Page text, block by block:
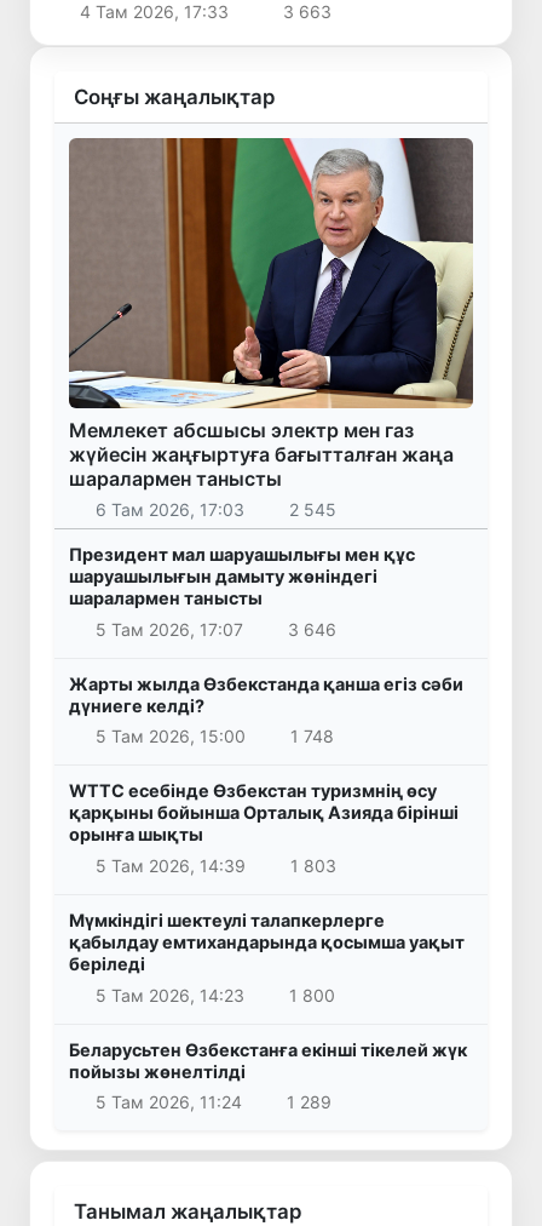
4 Там 2026, 17:33 3 663
Соңғы жаңалықтар
Мемлекет абсшысы электр мен газ
жүйесін жаңғыртуға бағытталған жаңа
шаралармен танысты
6 Там 2026, 17:03 2 545
Президент мал шаруашылығы мен құс
шаруашылығын дамыту жөніндегі
шаралармен танысты
5 Там 2026, 17:07
3 646
Жарты жылда Өзбекстанда қанша егіз сәби
дүниеге келді?
5 Там 2026, 15:00
1 748
WTTC есебінде Өзбекстан туризмнің өсу
қарқыны бойынша Орталық Азияда бірінші
орынға шықты
5 Там 2026, 14:39
1 803
Мүмкіндігі шектеулі талапкерлерге
қабылдау емтихандарында қосымша уақыт
беріледі
5 Там 2026, 14:23
1 800
Беларусьтен Өзбекстанға екінші тікелей жүк
пойызы жөнелтілді
5 Там 2026, 11:24
1 289
Танымал жаңалықтар